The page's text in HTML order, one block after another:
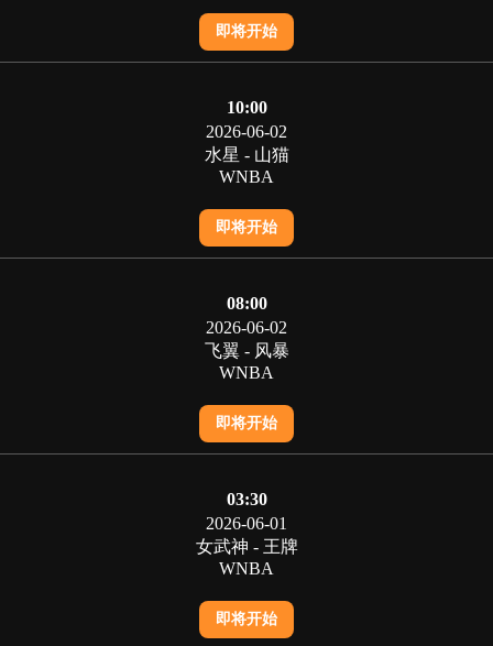
即将开始
10:00
2026-06-02
水星 - 山猫
WNBA
即将开始
08:00
2026-06-02
飞翼 - 风暴
WNBA
即将开始
03:30
2026-06-01
女武神 - 王牌
WNBA
即将开始